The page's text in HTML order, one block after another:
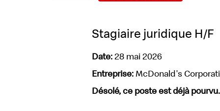
Stagiaire juridique H/F
Date:28 mai 2026
Entreprise:McDonald's
Désolé, ce poste est déjà pourvu.